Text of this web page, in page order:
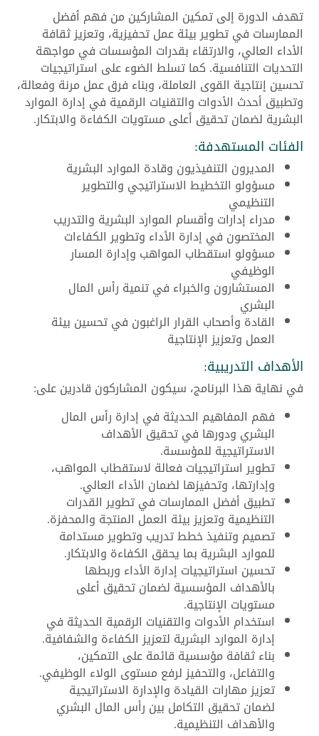
تهدف الدورة إلى تمكين المشاركين من فهم أفضل
الممارسات في تطوير بيئة عمل تحفيزية، وتعزيز ثقافة
الأداء العالي، والارتقاء بقدرات المؤسسات في مواجهة
التحديات التنافسية. كما تسلط الضوء على استراتيجيات
تحسين إنتاجية القوى العاملة، وبناء فرق عمل مرنة وفعالة،
وتطبيق أحدث الأدوات والتقنيات الرقمية في إدارة الموارد
البشرية لضمان تحقيق أعلى مستويات الكفاءة والابتكار.
الفئات المستهدفة:
المديرون التنفيذيون وقادة الموارد البشرية
مسؤولو التخطيط الاستراتيجي والتطوير
التنظيمي
مدراء إدارات وأقسام الموارد البشرية والتدريب
المختصون في إدارة الأداء وتطوير الكفاءات
مسؤولو استقطاب المواهب وإدارة المسار
الوظيفي
المستشارون والخبراء في تنمية رأس المال
البشري
القادة وأصحاب القرار الراغبون في تحسين بيئة
العمل وتعزيز الإنتاجية
الأهداف التدريبية:
في نهاية هذا البرنامج، سيكون المشاركون قادرين على:
فهم المفاهيم الحديثة في إدارة رأس المال
البشري ودورها في تحقيق الأهداف
الاستراتيجية للمؤسسة.
تطوير استراتيجيات فعالة لاستقطاب المواهب،
وإدارتها، وتحفيزها لضمان الأداء العالي.
تطبيق أفضل الممارسات في تطوير القدرات
التنظيمية وتعزيز بيئة العمل المنتجة والمحفزة.
تصميم وتنفيذ خطط تدريب وتطوير مستدامة
للموارد البشرية بما يحقق الكفاءة والابتكار.
تحسين استراتيجيات إدارة الأداء وربطها
بالأهداف المؤسسية لضمان تحقيق أعلى
مستويات الإنتاجية.
استخدام الأدوات والتقنيات الرقمية الحديثة في
إدارة الموارد البشرية لتعزيز الكفاءة والشفافية.
بناء ثقافة مؤسسية قائمة على التمكين،
والتفاعل، والتحفيز لرفع مستوى الولاء الوظيفي.
تعزيز مهارات القيادة والإدارة الاستراتيجية
لضمان تحقيق التكامل بين رأس المال البشري
والأهداف التنظيمية.